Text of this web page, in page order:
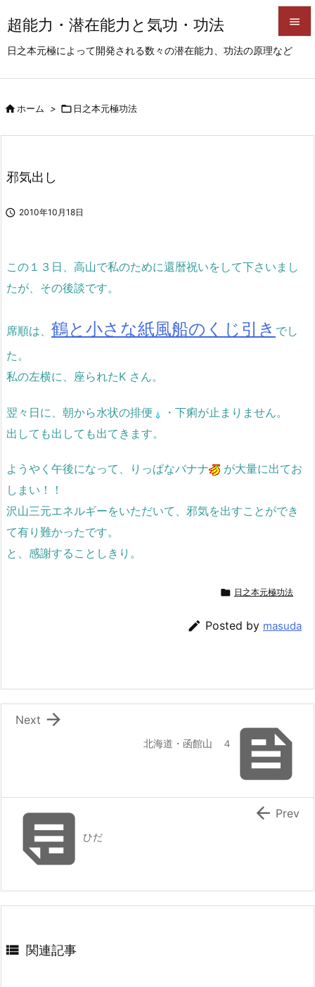
超能力・潜在能力と気功・功法
日之本元極によって開発される数々の潜在能力、功法の原理など


前へ
ホーム >  日之本元極功法
邪気出し
 2010年10月18日
この１３日、高山で私のために還暦祝いをして下さいまし
たが、その後談です。
席順は、 鶴と小さな紙風船のくじ引き でし
た。
私の左横に、座られたK さん。
翌々日に、朝から水状の排便
・下痢が止まりません。
出しても出しても出てきます。
ようやく午後になって、りっぱなバナナ
が大量に出てお
しまい！！
沢山三元エネルギーをいただいて、邪気を出すことができ
て有り難かったです。
と、感謝することしきり。
 日之本元極功法
 Posted by masuda

北海道・函館山 ４

Next
ひだ
 Prev
 関連記事